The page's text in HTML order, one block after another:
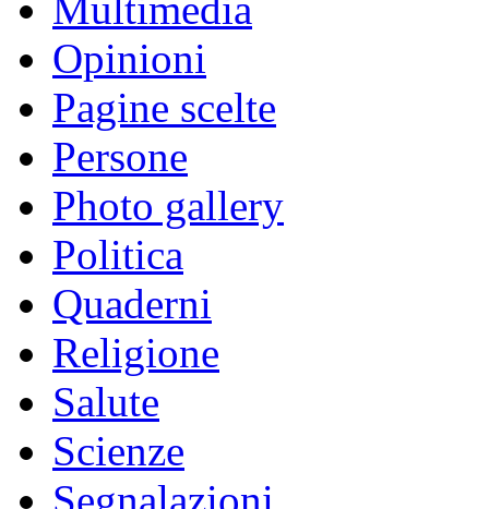
Opinioni
Pagine scelte
Persone
Photo gallery
Politica
Quaderni
Religione
Salute
Scienze
Segnalazioni